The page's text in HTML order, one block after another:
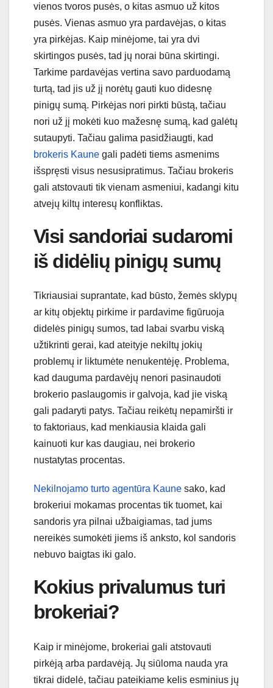
vienos tvoros pusės, o kitas asmuo už kitos
pusės. Vienas asmuo yra pardavėjas, o kitas
yra pirkėjas. Kaip minėjome, tai yra dvi
skirtingos pusės, tad jų norai būna skirtingi.
Tarkime pardavėjas vertina savo parduodamą
turtą, tad jis už jį norėtų gauti kuo didesnę
pinigų sumą. Pirkėjas nori pirkti būstą, tačiau
nori už jį mokėti kuo mažesnę sumą, kad galėtų
sutaupyti. Tačiau galima pasidžiaugti, kad
brokeris Kaune gali padėti tiems asmenims
išspręsti visus nesusipratimus. Tačiau brokeris
gali atstovauti tik vienam asmeniui, kadangi kitu
atvejų kiltų interesų konfliktas.
Visi sandoriai sudaromi
iš didėlių pinigų sumų
Tikriausiai suprantate, kad būsto, žemės sklypų
ar kitų objektų pirkime ir pardavime figūruoja
didelės pinigų sumos, tad labai svarbu viską
užtikrinti gerai, kad ateityje nekiltų jokių
problemų ir liktumėte nenukentėję. Problema,
kad dauguma pardavėjų nenori pasinaudoti
brokerio paslaugomis ir galvoja, kad jie viską
gali padaryti patys. Tačiau reikėtų nepamiršti ir
to faktoriaus, kad menkiausia klaida gali
kainuoti kur kas daugiau, nei brokerio
nustatytas procentas.
Nekilnojamo turto agentūra Kaune sako, kad
brokeriui mokamas procentas tik tuomet, kai
sandoris yra pilnai užbaigiamas, tad jums
nereikės sumokėti jiems iš anksto, kol sandoris
nebuvo baigtas iki galo.
Kokius privalumus turi
brokeriai?
Kaip ir minėjome, brokeriai gali atstovauti
pirkėją arba pardavėją. Jų siūloma nauda yra
tikrai didelė, tačiau pateikiame kelis esminius jų